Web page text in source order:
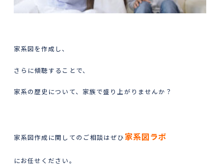
家系図を作成し、
さらに傾聴することで、
家系の歴史について、家族で盛り上がりませんか？
家系図作成に関してのご相談はぜひ家系図ラボ
にお任せください。